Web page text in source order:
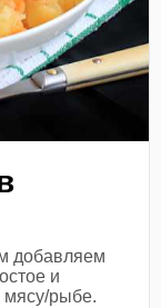
добавляем
и
мясу/рыбе.